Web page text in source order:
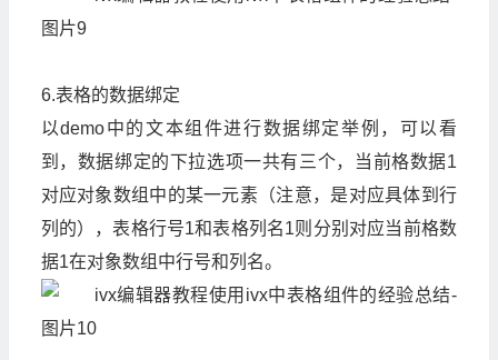
6.表格的数据绑定
以demo中的文本组件进行数据绑定举例，可以看
到，数据绑定的下拉选项一共有三个，当前格数据1
对应对象数组中的某一元素（注意，是对应具体到行
列的），表格行号1和表格列名1则分别对应当前格数
据1在对象数组中行号和列名。